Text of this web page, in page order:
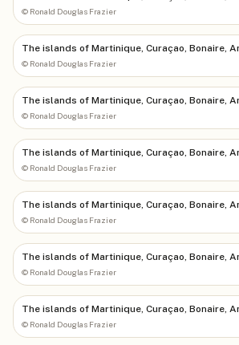
© Ronald Douglas Frazier
The islands of Martinique, Curaçao, Bonaire,
© Ronald Douglas Frazier
The islands of Martinique, Curaçao, Bonaire,
© Ronald Douglas Frazier
The islands of Martinique, Curaçao, Bonaire,
© Ronald Douglas Frazier
The islands of Martinique, Curaçao, Bonaire,
© Ronald Douglas Frazier
The islands of Martinique, Curaçao, Bonaire,
© Ronald Douglas Frazier
The islands of Martinique, Curaçao, Bonaire,
© Ronald Douglas Frazier